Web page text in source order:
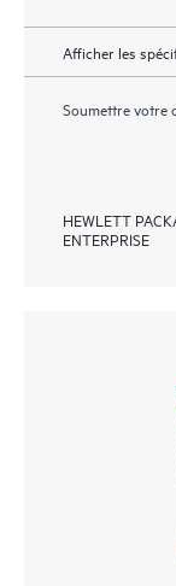
Afficher les
Soumettre votre
HEWLETT
ENTERPRISE